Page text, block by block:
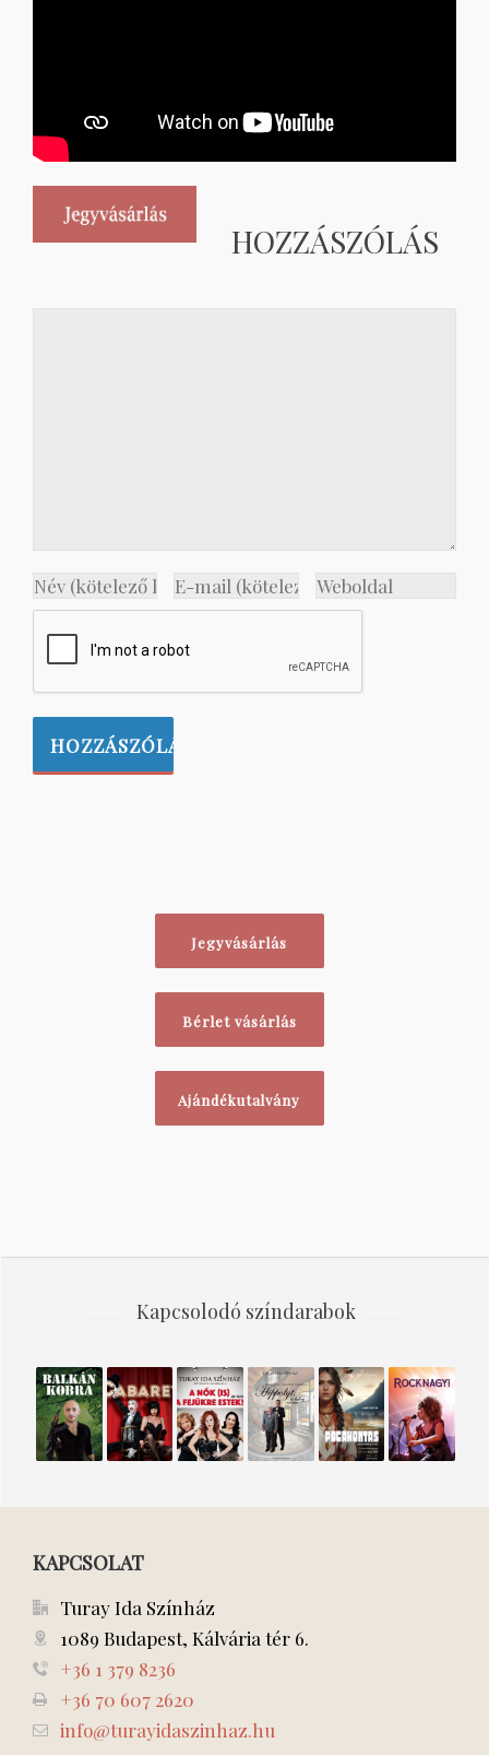
HOZZÁSZÓLÁS
Jegyvásárlás
Bérlet vásárlás
Ajándékutalvány
Kapcsolodó színdarabok
Balkán
Kobra
Cabaret A nők
(is) a
fejükre
Hippolyt,
a lakáj
Pocahontas
KAPCSOLAT
Turay Ida Színház
1089 Budapest, Kálvária tér 6.
+36 1 379 8236
+36 70 607 2620
info@turayidaszinhaz.hu